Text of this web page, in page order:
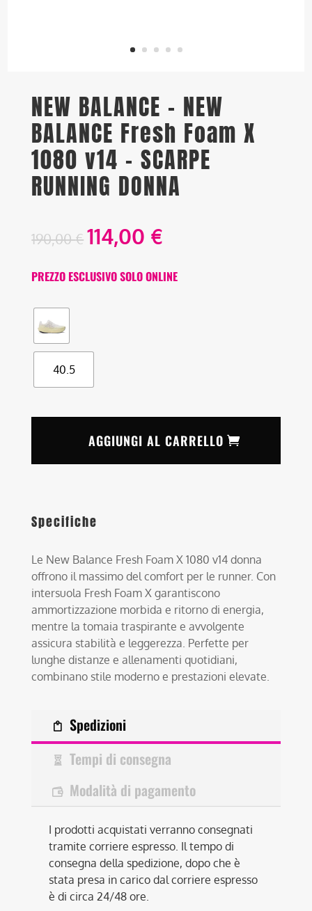
NEW BALANCE – NEW
BALANCE Fresh Foam X
1080 v14 – SCARPE
RUNNING DONNA
190,00€ 114,00 €
PREZZO ESCLUSIVO SOLO ONLINE
40.5
AGGIUNGI AL CARRELLO
Specifiche
Le New Balance Fresh Foam X 1080 v14 donna
offrono il massimo del comfort per le runner. Con
intersuola Fresh Foam X garantiscono
ammortizzazione morbida e ritorno di energia,
mentre la tomaia traspirante e avvolgente
assicura stabilità e leggerezza. Perfette per
lunghe distanze e allenamenti quotidiani,
combinano stile moderno e prestazioni elevate.
Spedizioni
Tempi di consegna
Modalità di pagamento
I prodotti acquistati verranno consegnati
tramite corriere espresso. Il tempo di
consegna della spedizione, dopo che è
stata presa in carico dal corriere espresso
è di circa 24/48 ore.